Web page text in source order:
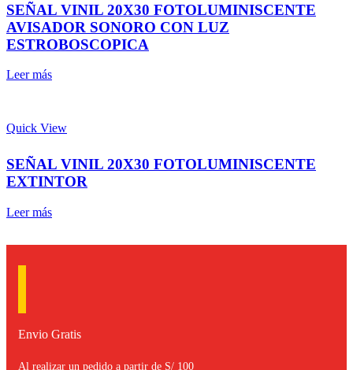
SEÑAL VINIL 20X30 FOTOLUMINISCENTE
AVISADOR SONORO CON LUZ
ESTROBOSCOPICA
Leer más
Quick View
SEÑAL VINIL 20X30 FOTOLUMINISCENTE
EXTINTOR
Leer más
Envio Gratis
Al realizar un pedido a partir de S/ 100